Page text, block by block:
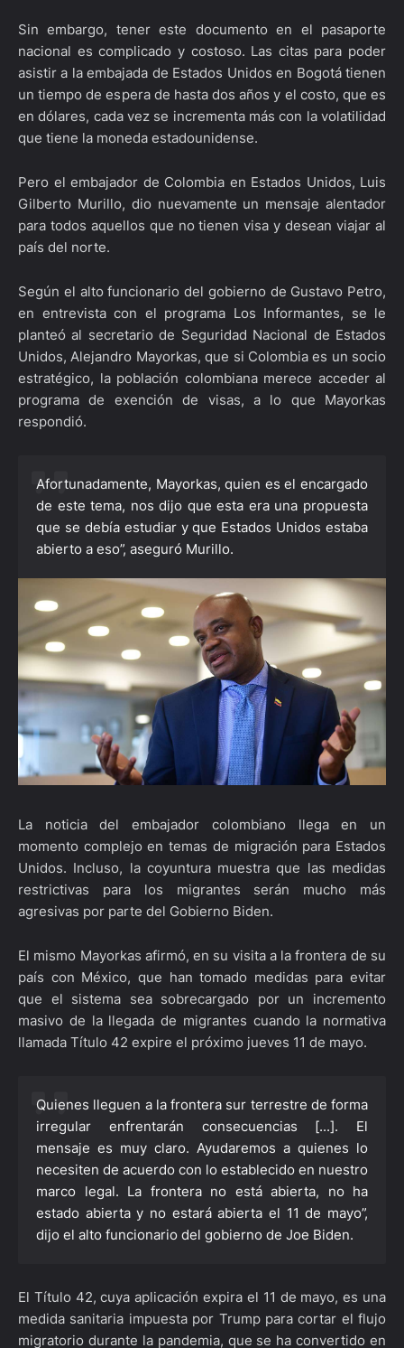
Sin embargo, tener este documento en el pasaporte
nacional es complicado y costoso. Las citas para poder
asistir a la embajada de Estados Unidos en Bogotá tienen
un tiempo de espera de hasta dos años y el costo, que es
en dólares, cada vez se incrementa más con la volatilidad
que tiene la moneda estadounidense.
Pero el embajador de Colombia en Estados Unidos, Luis
Gilberto Murillo, dio nuevamente un mensaje alentador
para todos aquellos que no tienen visa y desean viajar al
país del norte.
Según el alto funcionario del gobierno de Gustavo Petro,
en entrevista con el programa Los Informantes, se le
planteó al secretario de Seguridad Nacional de Estados
Unidos, Alejandro Mayorkas, que si Colombia es un socio
estratégico, la población colombiana merece acceder al
programa de exención de visas, a lo que Mayorkas
respondió.
Afortunadamente, Mayorkas, quien es el encargado
de este tema, nos dijo que esta era una propuesta
que se debía estudiar y que Estados Unidos estaba
abierto a eso”, aseguró Murillo.
La noticia del embajador colombiano llega en un
momento complejo en temas de migración para Estados
Unidos. Incluso, la coyuntura muestra que las medidas
restrictivas para los migrantes serán mucho más
agresivas por parte del Gobierno Biden.
El mismo Mayorkas afirmó, en su visita a la frontera de su
país con México, que han tomado medidas para evitar
que el sistema sea sobrecargado por un incremento
masivo de la llegada de migrantes cuando la normativa
llamada Título 42 expire el próximo jueves 11 de mayo.
Quienes lleguen a la frontera sur terrestre de forma
irregular enfrentarán consecuencias [...]. El
mensaje es muy claro. Ayudaremos a quienes lo
necesiten de acuerdo con lo establecido en nuestro
marco legal. La frontera no está abierta, no ha
estado abierta y no estará abierta el 11 de mayo”,
dijo el alto funcionario del gobierno de Joe Biden.
El Título 42, cuya aplicación expira el 11 de mayo, es una
medida sanitaria impuesta por Trump para cortar el flujo
migratorio durante la pandemia, que se ha convertido en